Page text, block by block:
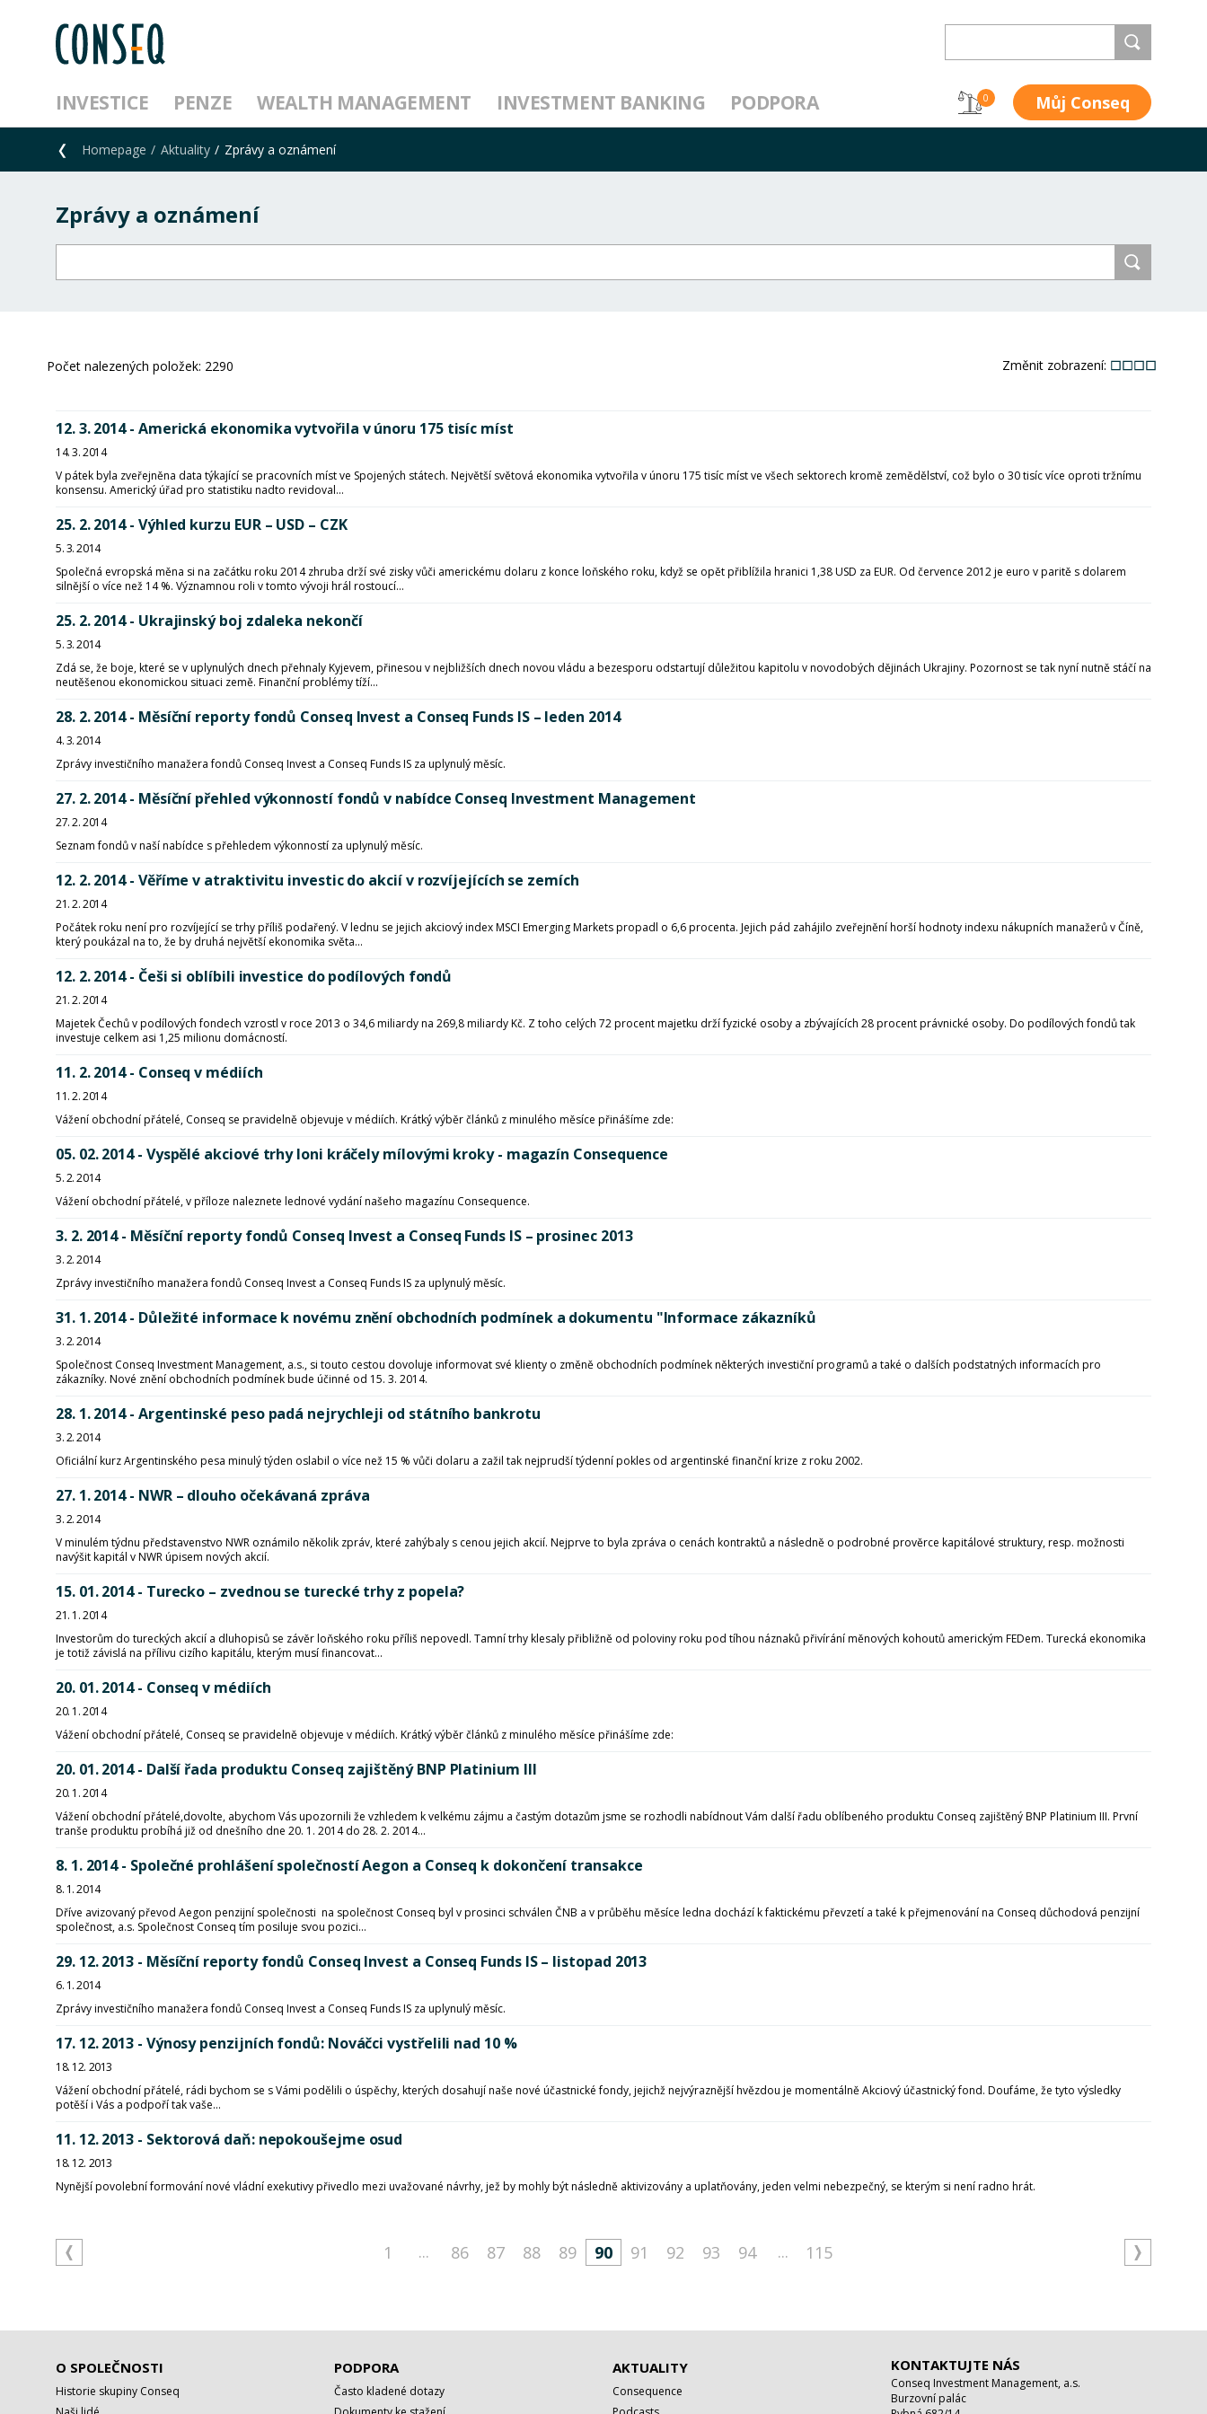
INVESTICE PENZE WEALTH MANAGEMENT INVESTMENT BANKING PODPORA 0 Můj Conseq
Homepage Aktuality Zprávy a oznámení
Zprávy a oznámení
Počet nalezených položek: 2290 Změnit zobrazení:
12. 3. 2014 - Americká ekonomika vytvořila v únoru 175 tisíc míst
14. 3. 2014
V pátek byla zveřejněna data týkající se pracovních míst ve Spojených státech. Největší světová ekonomika vytvořila v únoru 175 tisíc míst ve všech sektorech kromě zemědělství, což bylo o 30 tisíc více oproti tržnímu
konsensu. Americký úřad pro statistiku nadto revidoval...
25. 2. 2014 - Výhled kurzu EUR – USD – CZK
5. 3. 2014
Společná evropská měna si na začátku roku 2014 zhruba drží své zisky vůči americkému dolaru z konce loňského roku, když se opět přiblížila hranici 1,38 USD za EUR. Od července 2012 je euro v paritě s dolarem
silnější o více než 14 %. Významnou roli v tomto vývoji hrál rostoucí...
25. 2. 2014 - Ukrajinský boj zdaleka nekončí
5. 3. 2014
Zdá se, že boje, které se v uplynulých dnech přehnaly Kyjevem, přinesou v nejbližších dnech novou vládu a bezesporu odstartují důležitou kapitolu v novodobých dějinách Ukrajiny. Pozornost se tak nyní nutně stáčí na
neutěšenou ekonomickou situaci země. Finanční problémy tíží...
28. 2. 2014 - Měsíční reporty fondů Conseq Invest a Conseq Funds IS – leden 2014
4. 3. 2014
Zprávy investičního manažera fondů Conseq Invest a Conseq Funds IS za uplynulý měsíc.
27. 2. 2014 - Měsíční přehled výkonností fondů v nabídce Conseq Investment Management
27. 2. 2014
Seznam fondů v naší nabídce s přehledem výkonností za uplynulý měsíc.
12. 2. 2014 - Věříme v atraktivitu investic do akcií v rozvíjejících se zemích
21. 2. 2014
Počátek roku není pro rozvíjející se trhy příliš podařený. V lednu se jejich akciový index MSCI Emerging Markets propadl o 6,6 procenta. Jejich pád zahájilo zveřejnění horší hodnoty indexu nákupních manažerů v Číně,
který poukázal na to, že by druhá největší ekonomika světa...
12. 2. 2014 - Češi si oblíbili investice do podílových fondů
21. 2. 2014
Majetek Čechů v podílových fondech vzrostl v roce 2013 o 34,6 miliardy na 269,8 miliardy Kč. Z toho celých 72 procent majetku drží fyzické osoby a zbývajících 28 procent právnické osoby. Do podílových fondů tak
investuje celkem asi 1,25 milionu domácností.
11. 2. 2014 - Conseq v médiích
11. 2. 2014
Vážení obchodní přátelé, Conseq se pravidelně objevuje v médiích. Krátký výběr článků z minulého měsíce přinášíme zde:
05. 02. 2014 - Vyspělé akciové trhy loni kráčely mílovými kroky - magazín Consequence
5. 2. 2014
Vážení obchodní přátelé, v příloze naleznete lednové vydání našeho magazínu Consequence.
3. 2. 2014 - Měsíční reporty fondů Conseq Invest a Conseq Funds IS – prosinec 2013
3. 2. 2014
Zprávy investičního manažera fondů Conseq Invest a Conseq Funds IS za uplynulý měsíc.
31. 1. 2014 - Důležité informace k novému znění obchodních podmínek a dokumentu "Informace zákazníků
3. 2. 2014
Společnost Conseq Investment Management, a.s., si touto cestou dovoluje informovat své klienty o změně obchodních podmínek některých investiční programů a také o dalších podstatných informacích pro
zákazníky. Nové znění obchodních podmínek bude účinné od 15. 3. 2014.
28. 1. 2014 - Argentinské peso padá nejrychleji od státního bankrotu
3. 2. 2014
Oficiální kurz Argentinského pesa minulý týden oslabil o více než 15 % vůči dolaru a zažil tak nejprudší týdenní pokles od argentinské finanční krize z roku 2002.
27. 1. 2014 - NWR – dlouho očekávaná zpráva
3. 2. 2014
V minulém týdnu představenstvo NWR oznámilo několik zpráv, které zahýbaly s cenou jejich akcií. Nejprve to byla zpráva o cenách kontraktů a následně o podrobné prověrce kapitálové struktury, resp. možnosti
navýšit kapitál v NWR úpisem nových akcií.
15. 01. 2014 - Turecko – zvednou se turecké trhy z popela?
21. 1. 2014
Investorům do tureckých akcií a dluhopisů se závěr loňského roku příliš nepovedl. Tamní trhy klesaly přibližně od poloviny roku pod tíhou náznaků přivírání měnových kohoutů americkým FEDem. Turecká ekonomika
je totiž závislá na přílivu cizího kapitálu, kterým musí financovat...
20. 01. 2014 - Conseq v médiích
20. 1. 2014
Vážení obchodní přátelé, Conseq se pravidelně objevuje v médiích. Krátký výběr článků z minulého měsíce přinášíme zde:
20. 01. 2014 - Další řada produktu Conseq zajištěný BNP Platinium III
20. 1. 2014
Vážení obchodní přátelé,dovolte, abychom Vás upozornili že vzhledem k velkému zájmu a častým dotazům jsme se rozhodli nabídnout Vám další řadu oblíbeného produktu Conseq zajištěný BNP Platinium III. První
tranše produktu probíhá již od dnešního dne 20. 1. 2014 do 28. 2. 2014...
8. 1. 2014 - Společné prohlášení společností Aegon a Conseq k dokončení transakce
8. 1. 2014
Dříve avizovaný převod Aegon penzijní společnosti na společnost Conseq byl v prosinci schválen ČNB a v průběhu měsíce ledna dochází k faktickému převzetí a také k přejmenování na Conseq důchodová penzijní
společnost, a.s. Společnost Conseq tím posiluje svou pozici...
29. 12. 2013 - Měsíční reporty fondů Conseq Invest a Conseq Funds IS – listopad 2013
6. 1. 2014
Zprávy investičního manažera fondů Conseq Invest a Conseq Funds IS za uplynulý měsíc.
17. 12. 2013 - Výnosy penzijních fondů: Nováčci vystřelili nad 10 %
18. 12. 2013
Vážení obchodní přátelé, rádi bychom se s Vámi podělili o úspěchy, kterých dosahují naše nové účastnické fondy, jejichž nejvýraznější hvězdou je momentálně Akciový účastnický fond. Doufáme, že tyto výsledky
potěší i Vás a podpoří tak vaše...
11. 12. 2013 - Sektorová daň: nepokoušejme osud
18. 12. 2013
Nynější povolební formování nové vládní exekutivy přivedlo mezi uvažované návrhy, jež by mohly být následně aktivizovány a uplatňovány, jeden velmi nebezpečný, se kterým si není radno hrát.
1 ... 86 87 88 89 90 91 92 93 94 ... 115
O SPOLEČNOSTI
Historie skupiny Conseq
PODPORA
Často kladené dotazy
AKTUALITY
Consequence
KONTAKTUJTE NÁS
Conseq Investment Management, a.s.
Burzovní palác